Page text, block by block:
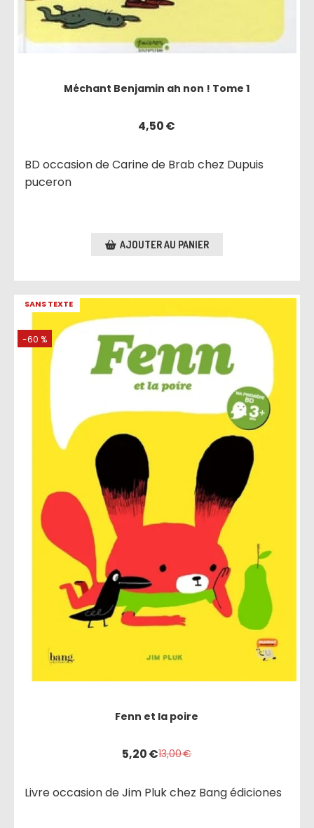
Méchant Benjamin ah non ! Tome 1
4,50€
BD occasion de Carine de Brab chez Dupuis
puceron
AJOUTER AU PANIER
SANS TEXTE
-60 %
Fenn et la poire
5,20€13,00€
Livre occasion de Jim Pluk chez Bang édiciones